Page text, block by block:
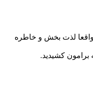
بعد از ۷ سال واقعا لذت بخش و خاطره
کشیدید.